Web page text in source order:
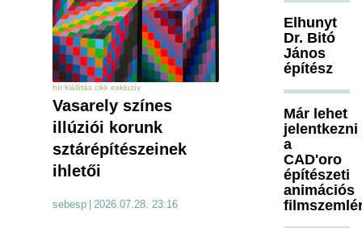
hír kiállítás cikk exkluzív
Vasarely színes
illúziói korunk
sztárépítészeinek
ihletői
sebesp 2026.07.28. 23:16
Elhunyt
Dr. Bitó
János
építész
Már lehet
jelentkezni
a
CAD'oro
építészeti
animációs